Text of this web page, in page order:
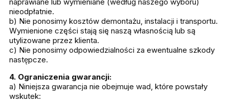
naprawiane lub wymieniane (według naszego wyboru)
nieodpłatnie.
b) Nie ponosimy kosztów demontażu, instalacji i transportu.
Wymienione części stają się naszą własnością lub są
utylizowane przez klienta.
c) Nie ponosimy odpowiedzialności za ewentualne szkody
następcze.
4. Ograniczenia gwarancji:
a) Niniejsza gwarancja nie obejmuje wad, które powstały
wskutek: